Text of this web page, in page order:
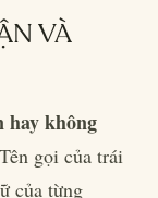
VÀ
hay không
gọi của trái
của từng